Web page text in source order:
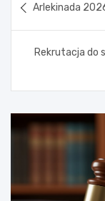
wpisu
Arlekinada
Rekrutacja do